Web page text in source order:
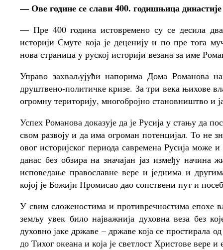
— Ове године се слави 400. годишњица
— Пре 400 година истовремено су се десила
историји Смуте која је деценију и по пре тога
нова страница у руској историји везана за име
Управо захваљујући напорима Дома Романова
друштвено-политичке кризе. За три века њихове
огромну територију, многобројно становништво и
Успех Романова доказује да је Русија у стању да
свом развоју и да има огроман потенцијал. То не
овог историјског периода савремена Русија може
данас без обзира на значајан јаз између начина
исповедање православне вере и једнима и
којој је Божији Промисао дао сопствени пут и
У свим сложеностима и противречностима епохе
земљу увек било најважнија духовна веза без
духовно јаке државе – државе која се простирала
до Тихог океана и која је светлост Христове вере